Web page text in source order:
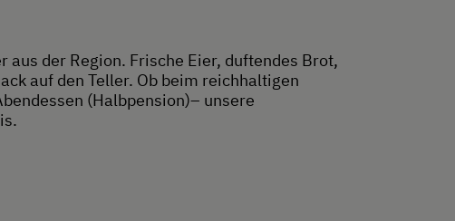
der Region. Frische Eier, duftendes Brot,
auf den Teller. Ob beim reichhaltigen
(Halbpension)– unsere